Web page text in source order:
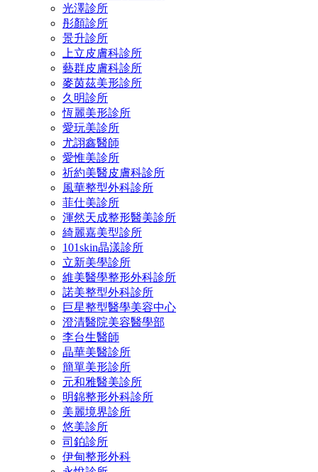
光澤診所
彤顏診所
景升診所
上立皮膚科診所
藝群皮膚科診所
麥茵茲美形診所
久明診所
恆麗美形診所
愛玩美診所
尤詡鑫醫師
愛惟美診所
祈約美醫皮膚科診所
風華整型外科診所
菲仕美診所
渾然天成整形醫美診所
綺麗嘉美型診所
101skin晶漾診所
立新美學診所
維美醫學整形外科診所
諾美整型外科診所
巨星整型醫學美容中心
澄清醫院美容醫學部
李台生醫師
晶華美醫診所
簡單美形診所
元和雅醫美診所
明錦整形外科診所
美麗境界診所
悠美診所
司鉑診所
伊甸整形外科